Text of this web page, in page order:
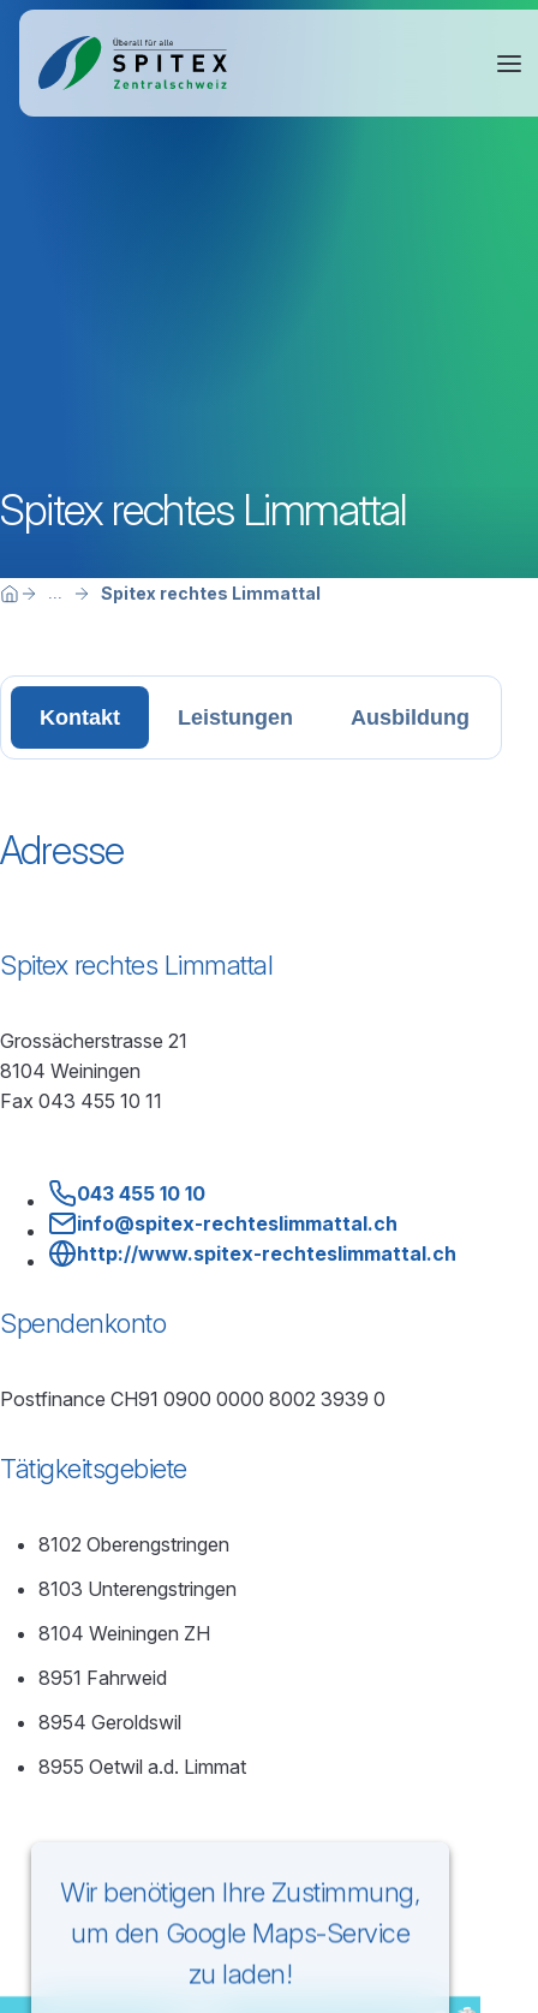
Spitex rechtes Limmattal
Breadcrumbnavigation
Sie befinden sich hier:
Home ... Spitex rechtes Limmattal
Kontakt Leistungen Ausbildung
Adresse
Spitex rechtes Limmattal
Grossächerstrasse 21
8104 Weiningen
Fax 043 455 10 11
043 455 10 10
info@spitex-rechteslimmattal.ch
http://www.spitex-rechteslimmattal.ch
Spendenkonto
Postfinance CH91 0900 0000 8002 3939 0
Tätigkeitsgebiete
8102 Oberengstringen
8103 Unterengstringen
8104 Weiningen ZH
8951 Fahrweid
8954 Geroldswil
8955 Oetwil a.d. Limmat
Wir benötigen Ihre Zustimmung,
um den Google Maps-Service
zu laden!